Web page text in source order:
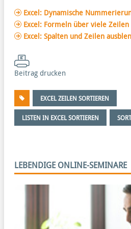
Excel: Dynamische
Excel: Formeln über viele
Excel: Spalten und Zeilen
Beitrag drucken
EXCEL ZEILEN SORTIEREN
LISTEN IN EXCEL SORTIEREN
LEBENDIGE ONLINE-SEMINARE